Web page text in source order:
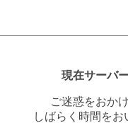
現在サーバ
ご迷惑をおか
しばらく時間を